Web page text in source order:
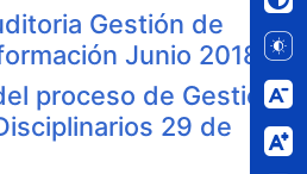
Gestión de
Junio 2018
proceso de Gestión
29 de